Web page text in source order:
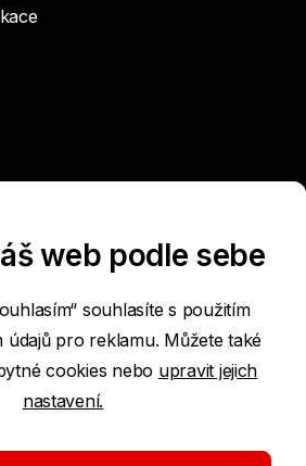
stránek
web podle sebe
souhlasíte s použitím
údajů pro reklamu. Můžete také
cookies nebo upravit jejich
nastavení.